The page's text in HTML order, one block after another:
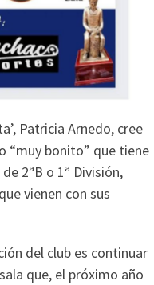
Patricia Arnedo, cree
“muy bonito” que tiene
2ªB o 1ª División,
vienen con sus
del club es continuar
que, el próximo año